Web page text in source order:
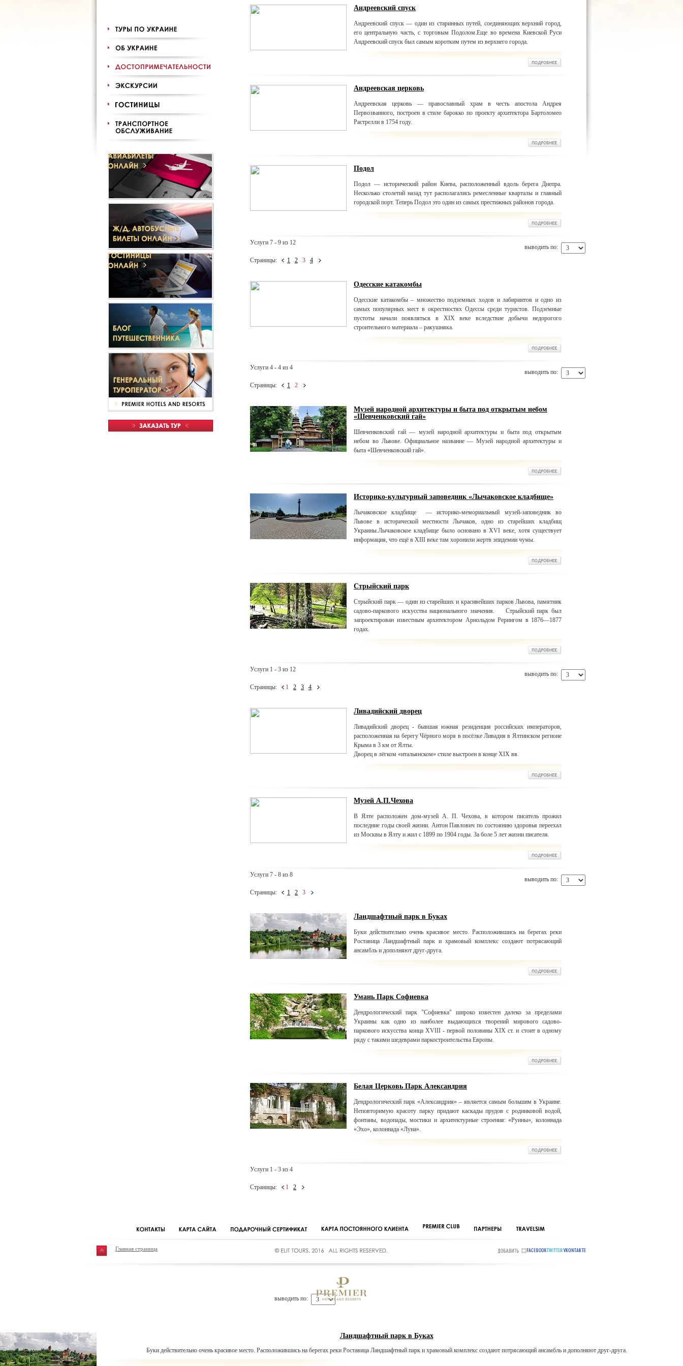
Андреевский спуск
Андреевский спуск — один из старинных путей, соединяющих верхний город,
его центральную часть, с торговым Подолом.Еще во времена Киевской Руси
Андреевский спуск был самым коротким путем из верхнего города.
Андреевская церковь
Андреевская церковь — православный храм в честь апостола Андрея
Первозванного, построен в стиле барокко по проекту архитектора Бартоломео
Растрелли в 1754 году.
Подол
Подол — исторический район Киева, расположенный вдоль берега Днепра.
Несколько столетий назад тут располагались ремесленные кварталы и главный
городской порт. Теперь Подол это один из самых престижных районов города.
Услуги 7 - 9 из 12
Страницы: 1 2 3 4
выводить по:
Одесские катакомбы
Одесские катакомбы – множество подземных ходов и лабиринтов и одно из
самых популярных мест в окрестностях Одессы среди туристов. Подземные
пустоты начали появляться в XIX веке вследствие добычи недорогого
строительного материала – ракушняка.
Услуги 4 - 4 из 4
Страницы: 1 2
выводить по:
Музей народной архитектуры и быта под открытым небом
«Шевченковский гай»
Шевченковский гай — музей народной архитектуры и быта под открытым
небом во Львове. Официальное название — Музей народной архитектуры и
быта «Шевченковский гай».
Историко-культурный заповедник «Лычаковское кладбище»
Лычаковское кладбище — историко-мемориальный музей-заповедник во
Львове в исторической местности Лычаков, одно из старейших кладбищ
Украины.Лычаковское кладбище было основано в XVI веке, хотя существует
информация, что ещё в XIII веке там хоронили жертв эпидемии чумы.
Стрыйский парк
Стрыйский парк — один из старейших и красивейших парков Львова, памятник
садово-паркового искусства национального значения. Стрыйский парк был
запроектирован известным архитектором Арнольдом Рерингом в 1876—1877
годах.
Услуги 1 - 3 из 12
Страницы: 1 2 3 4
выводить по:
Ливадийский дворец
Ливадийский дворец - бывшая южная резиденция российских императоров,
расположенная на берегу Чёрного моря в посёлке Ливадия в Ялтинском регионе
Крыма в 3 км от Ялты.
Дворец в лёгком «итальянском» стиле выстроен в конце XIX вв.
Музей А.П.Чехова
В Ялте расположен дом-музей А. П. Чехова, в котором писатель прожил
последние годы своей жизни. Антон Павлович по состоянию здоровья переехал
из Москвы в Ялту и жил с 1899 по 1904 годы. За боле 5 лет жизни писателя.
Услуги 7 - 8 из 8
Страницы: 1 2 3
выводить по:
Ландшафтный парк в Буках
Буки действительно очень красивое место. Расположившись на берегах реки
Роставица Ландшафтный парк и храмовый комплекс создают потрясающий
ансамбль и дополняют друг-друга.
Умань Парк Софиевка
Дендрологический парк "Софиевка" широко известен далеко за пределами
Украины как одно из наиболее выдающихся творений мирового садово-
паркового искусства конца XVIII - первой половины XIX ст. и стоит в одному
ряду с такими шедеврами паркостроительства Европы.
Белая Церковь Парк Александрия
Дендрологический парк «Александрия» – является самым большим в Украине.
Неповторимую красоту парку придают каскады прудов с родниковой водой,
фонтаны, водопады, мостики и архитектурные строения: «Руины», колоннада
«Эхо», колоннада «Луна».
Услуги 1 - 3 из 4
Страницы: 1 2
Главная страница
выводить по:
Ландшафтный парк в Буках
Буки действительно очень красивое место. Расположившись на берегах реки Роставица Ландшафтный парк и храмовый комплекс создают потрясающий ансамбль и дополняют друг-друга.